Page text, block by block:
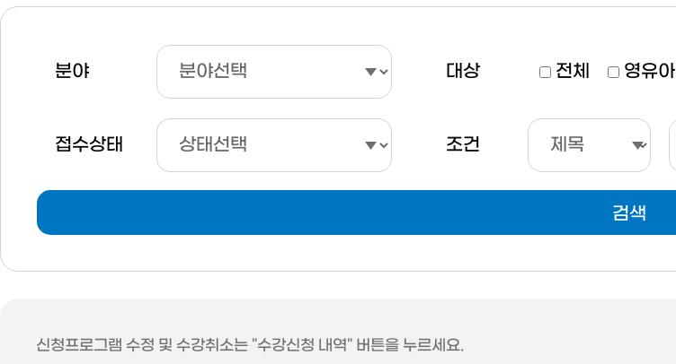
분야 대상 전체 영유아
접수상태 조건
검색
신청프로그램 수정 및 수강취소는 "수강신청 내역" 버튼을 누르세요.